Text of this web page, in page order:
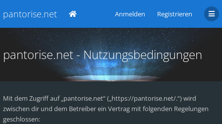
pantorise.net Anmelden Registrieren
pantorise.net - Nutzungsbedingungen
Mit dem Zugriff auf „pantorise.net“ („https://pantorise.net/.“) wird
zwischen dir und dem Betreiber ein Vertrag mit folgenden Regelungen
geschlossen: